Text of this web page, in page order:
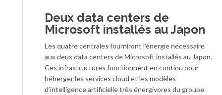
Deux data centers de
Microsoft installés au Japon
Les quatre centrales fourniront l’énergie nécessaire
aux deux data centers de Microsoft installés au Japon.
Ces infrastructures fonctionnent en continu pour
héberger les services cloud et les modèles
d’intelligence artificielle très énergivores du groupe